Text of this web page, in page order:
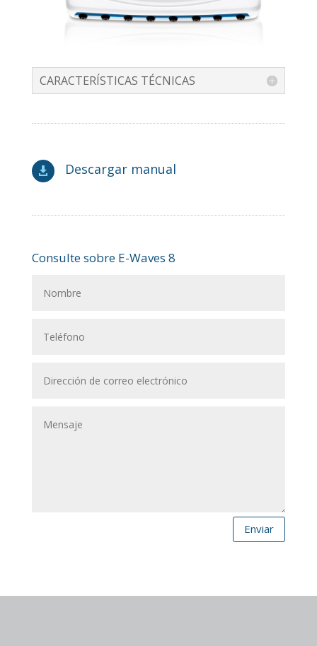
CARACTERÍSTICAS TÉCNICAS
 Descargar manual
Consulte sobre E-Waves 8
Enviar